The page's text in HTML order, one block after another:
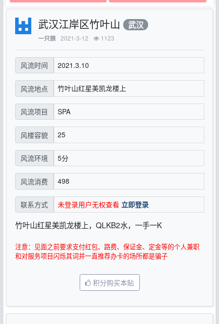
武汉江岸区竹叶山 武汉
一只狼 2021-3-12 1123
风流时间 2021.3.10
风流地点 竹叶山红星美凯龙楼上
风流项目 SPA
风楼容貌 25
风流环境 5分
风流消费 498
联系方式 未登录用户无权查看 立即登录
竹叶山红星美凯龙楼上，QLKB2水，一手一K
注意：见面之前要求支付红包、路费、保证金、定金等的个人兼职
和对服务项目闪烁其词并一直推荐办卡的场所都是骗子
积分购买本贴